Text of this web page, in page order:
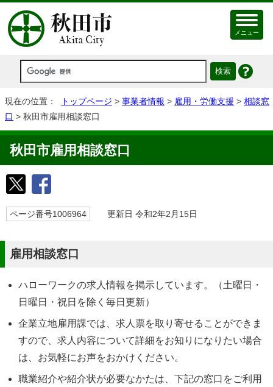
メニュー
現在の位置： トップページ > 事業者情報 > 雇用・労働支援 > 相談窓
口 > 秋田市雇用相談窓口
秋田市雇用相談窓口
ページ番号1006964 更新日 令和2年2月15日
雇用相談窓口
ハローワークの求人情報を掲示しています。（土曜日・
日曜日・祝日を除く毎日更新）
企業立地雇用課では、求人票を取り寄せることができま
すので、求人内容について詳細をお知りになりたい場合
は、お気軽にお声をおかけください。
職業紹介や紹介状が必要なかたは、下記の窓口をご利用